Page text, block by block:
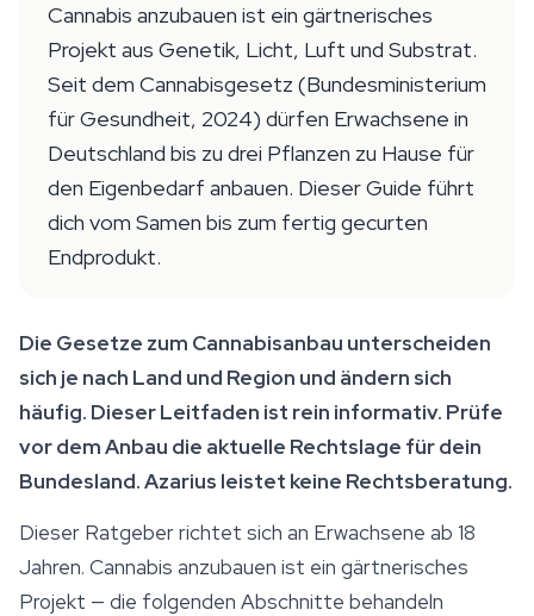
Cannabis anzubauen ist ein gärtnerisches
Projekt aus Genetik, Licht, Luft und Substrat.
Seit dem Cannabisgesetz (Bundesministerium
für Gesundheit, 2024) dürfen Erwachsene in
Deutschland bis zu drei Pflanzen zu Hause für
den Eigenbedarf anbauen. Dieser Guide führt
dich vom Samen bis zum fertig gecurten
Endprodukt.
Die Gesetze zum Cannabisanbau unterscheiden
sich je nach Land und Region und ändern sich
häufig. Dieser Leitfaden ist rein informativ. Prüfe
vor dem Anbau die aktuelle Rechtslage für dein
Bundesland. Azarius leistet keine Rechtsberatung.
Dieser Ratgeber richtet sich an Erwachsene ab 18
Jahren. Cannabis anzubauen ist ein gärtnerisches
Projekt — die folgenden Abschnitte behandeln